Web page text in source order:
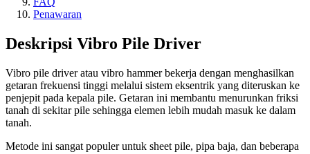
Penawaran
Deskripsi Vibro Pile Driver
Vibro pile driver atau vibro hammer bekerja dengan menghasilkan
getaran frekuensi tinggi melalui sistem eksentrik yang diteruskan ke
penjepit pada kepala pile. Getaran ini membantu menurunkan friksi
tanah di sekitar pile sehingga elemen lebih mudah masuk ke dalam
tanah.
Metode ini sangat populer untuk sheet pile, pipa baja, dan beberapa